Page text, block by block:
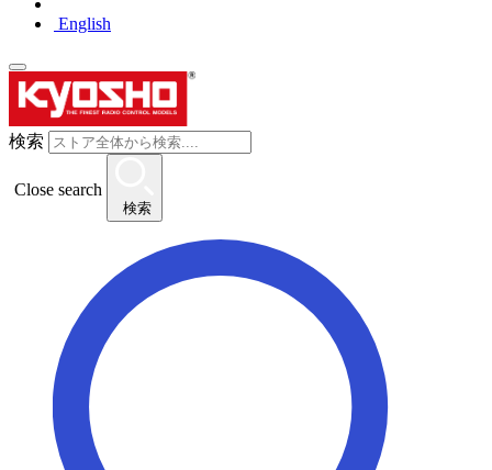
English
検索
Close search
検索